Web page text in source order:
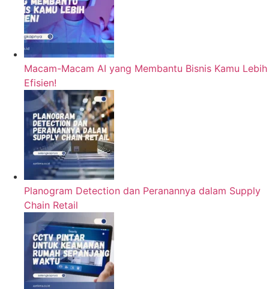
Macam-Macam AI yang Membantu Bisnis Kamu Lebih
Efisien!
Planogram Detection dan Peranannya dalam Supply
Chain Retail